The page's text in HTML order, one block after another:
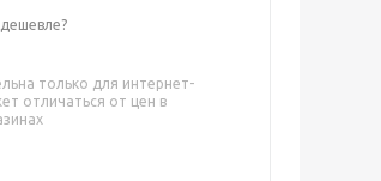
только для интернет-
отличаться от цен в